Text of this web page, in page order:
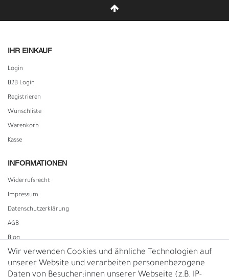
IHR EINKAUF
Login
B2B Login
Registrieren
Wunschliste
Warenkorb
Kasse
INFORMATIONEN
Widerrufs­recht
Impressum
Daten­schutz­erklärung
AGB
Blog
Vertrag widerrufen
Wir verwenden Cookies und ähnliche Technologien auf
unserer Website und verarbeiten personenbezogene
Daten von Besucher:innen unserer Webseite (z.B. IP-